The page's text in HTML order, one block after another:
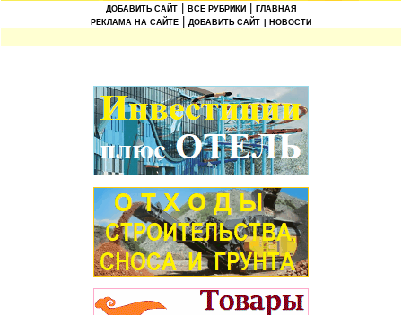
ДОБАВИТЬ САЙТ ВСЕ РУБРИКИ
ГЛАВНАЯ
РЕКЛАМА НА САЙТЕ
ДОБАВИТЬ САЙТ | НОВОСТИ